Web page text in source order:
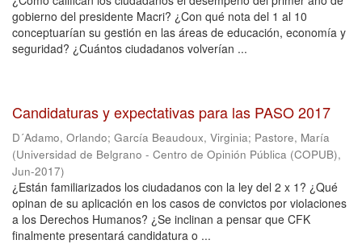
gobierno del presidente Macri? ¿Con qué nota del 1 al 10
conceptuarían su gestión en las áreas de educación, economía y
seguridad? ¿Cuántos ciudadanos volverían ...
Candidaturas y expectativas para las PASO 2017
D´Adamo, Orlando; García Beaudoux, Virginia; Pastore, María
(Universidad de Belgrano - Centro de Opinión Pública (COPUB),
Jun-2017)
¿Están familiarizados los ciudadanos con la ley del 2 x 1? ¿Qué
opinan de su aplicación en los casos de convictos por violaciones
a los Derechos Humanos? ¿Se inclinan a pensar que CFK
finalmente presentará candidatura o ...